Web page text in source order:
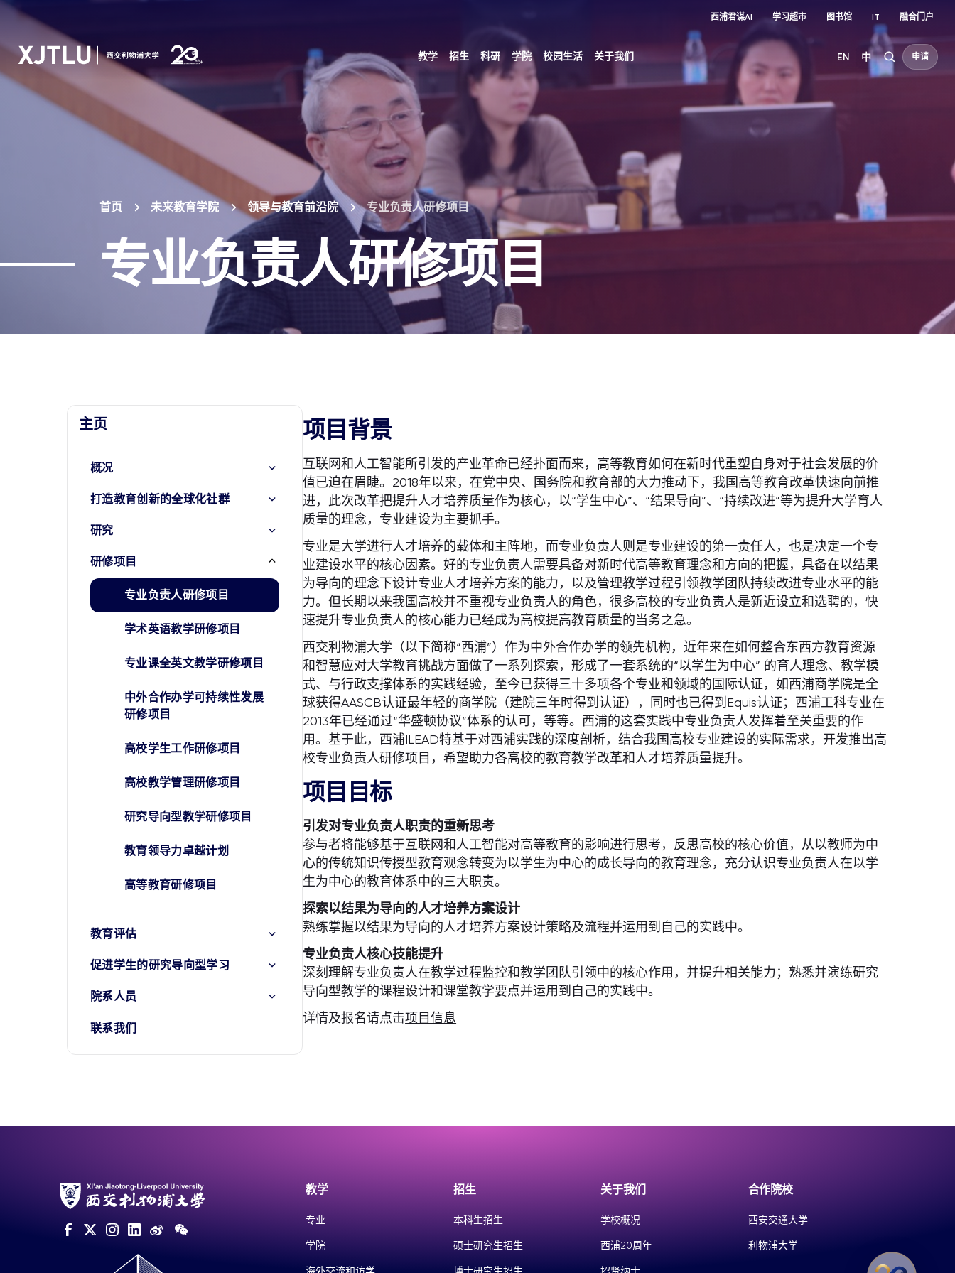
西浦君谋AI 学习超市 图书馆 IT 融合门户
教学 招生 科研 学院 校园生活 关于我们 EN 中 申请
首页 未来教育学院 领导与教育前沿院 专业负责人研修项目
专业负责人研修项目
主页
概况
打造教育创新的全球化社群
研究
研修项目
专业负责人研修项目
学术英语教学研修项目
专业课全英文教学研修项目
中外合作办学可持续性发展
研修项目
高校学生工作研修项目
高校教学管理研修项目
研究导向型教学研修项目
教育领导力卓越计划
高等教育研修项目
教育评估
促进学生的研究导向型学习
院系人员
联系我们
项目背景
互联网和人工智能所引发的产业革命已经扑面而来，高等教育如何在新时代重塑自身对于社会发展的价
值已迫在眉睫。2018年以来，在党中央、国务院和教育部的大力推动下，我国高等教育改革快速向前推
进，此次改革把提升人才培养质量作为核心，以“学生中心”、“结果导向”、“持续改进”等为提升大学育人
质量的理念，专业建设为主要抓手。
专业是大学进行人才培养的载体和主阵地，而专业负责人则是专业建设的第一责任人，也是决定一个专
业建设水平的核心因素。好的专业负责人需要具备对新时代高等教育理念和方向的把握，具备在以结果
为导向的理念下设计专业人才培养方案的能力，以及管理教学过程引领教学团队持续改进专业水平的能
力。但长期以来我国高校并不重视专业负责人的角色，很多高校的专业负责人是新近设立和选聘的，快
速提升专业负责人的核心能力已经成为高校提高教育质量的当务之急。
西交利物浦大学（以下简称“西浦”）作为中外合作办学的领先机构，近年来在如何整合东西方教育资源
和智慧应对大学教育挑战方面做了一系列探索，形成了一套系统的“以学生为中心” 的育人理念、教学模
式、与行政支撑体系的实践经验，至今已获得三十多项各个专业和领域的国际认证，如西浦商学院是全
球获得AASCB认证最年轻的商学院（建院三年时得到认证），同时也已得到Equis认证；西浦工科专业在
2013年已经通过“华盛顿协议”体系的认可，等等。西浦的这套实践中专业负责人发挥着至关重要的作
用。基于此，西浦ILEAD特基于对西浦实践的深度剖析，结合我国高校专业建设的实际需求，开发推出高
校专业负责人研修项目，希望助力各高校的教育教学改革和人才培养质量提升。
项目目标
引发对专业负责人职责的重新思考
参与者将能够基于互联网和人工智能对高等教育的影响进行思考，反思高校的核心价值，从以教师为中
心的传统知识传授型教育观念转变为以学生为中心的成长导向的教育理念，充分认识专业负责人在以学
生为中心的教育体系中的三大职责。
探索以结果为导向的人才培养方案设计
熟练掌握以结果为导向的人才培养方案设计策略及流程并运用到自己的实践中。
专业负责人核心技能提升
深刻理解专业负责人在教学过程监控和教学团队引领中的核心作用，并提升相关能力；熟悉并演练研究
导向型教学的课程设计和课堂教学要点并运用到自己的实践中。
详情及报名请点击项目信息
教学
专业
学院
招生
本科生招生
硕士研究生招生
关于我们
学校概况
西浦20周年
合作院校
西安交通大学
利物浦大学